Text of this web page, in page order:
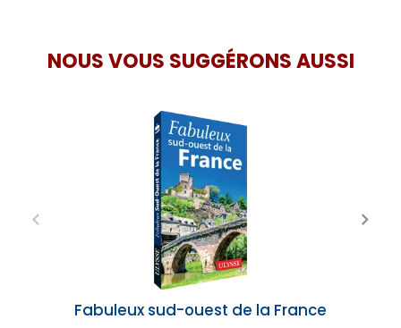
NOUS VOUS SUGGÉRONS AUSSI
Fabuleux sud-ouest de la France